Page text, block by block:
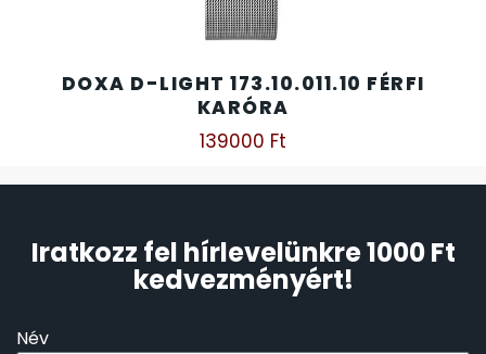
DOXA D-LIGHT 173.10.011.10 FÉRFI
KARÓRA
139000 Ft
Iratkozz fel hírlevelünkre 1000 Ft
kedvezményért!
Név